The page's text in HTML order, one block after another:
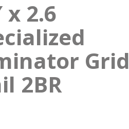
x 2.6
Grid
2BR